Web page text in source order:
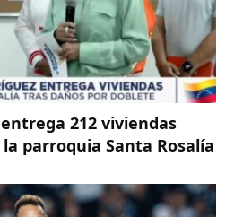
212 viviendas
parroquia Santa Rosalía